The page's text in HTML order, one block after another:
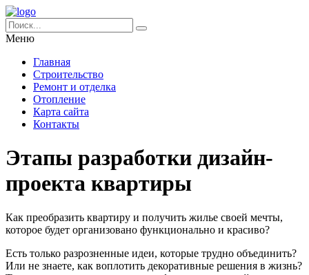
Меню
Главная
Строительство
Ремонт и отделка
Отопление
Карта сайта
Контакты
Этапы разработки дизайн-
проекта квартиры
Как преобразить квартиру и получить жилье своей мечты,
которое будет организовано функционально и красиво?
Есть только разрозненные идеи, которые трудно объединить?
Или не знаете, как воплотить декоративные решения в жизнь?